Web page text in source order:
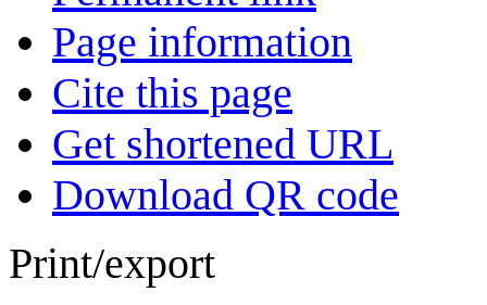
Page information
Cite this page
Get shortened URL
Download QR code
Print/export